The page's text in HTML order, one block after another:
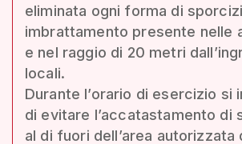
eliminata ogni forma di
imbrattamento presente nelle
e nel raggio di 20 metri
locali.
Durante l’orario di esercizio si
di evitare l’accatastamento di
al di fuori dell’area autorizzata